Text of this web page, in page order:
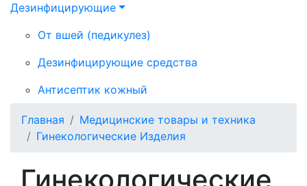
Дезинфицирующие
От вшей (педикулез)
Дезинфицирующие средства
Антисептик кожный
Главная
Медицинские товары и техника
Гинекологические Изделия